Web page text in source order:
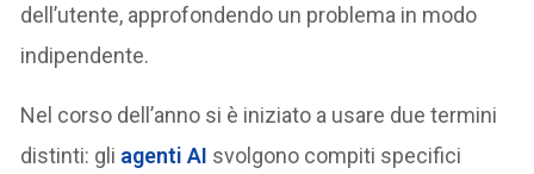
dell’utente, approfondendo un problema in modo
indipendente.
Nel corso dell’anno si è iniziato a usare due termini
distinti: gli agenti AI svolgono compiti specifici